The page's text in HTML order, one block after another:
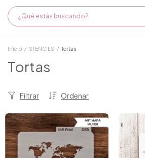
Inicio / STENCILS / Tortas
Tortas
Ordenar
Filtrar